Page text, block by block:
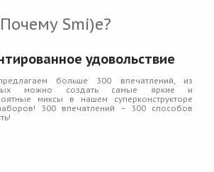
Почему Smi)e?
удовольствие
больше 300 впечатлений, из
можно создать самые яркие и
миксы в нашем суперконструкторе
300 впечатлений – 300 способов